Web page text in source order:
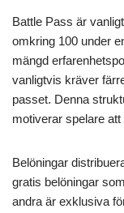
Battle Pass är
omkring 100 under
mängd
vanligtvis kräver
passet. Denna
motiverar spelare
Belöningar
gratis belöningar
andra är exklusiva